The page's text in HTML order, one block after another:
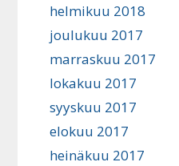
helmikuu 2018
joulukuu 2017
marraskuu 2017
lokakuu 2017
syyskuu 2017
elokuu 2017
heinäkuu 2017